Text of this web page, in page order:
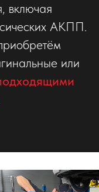
включая
АКПП.
или